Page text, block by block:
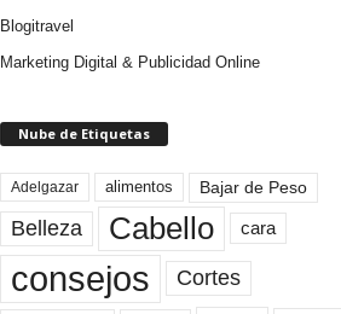
Blogitravel
Marketing Digital & Publicidad Online
Nube de Etiquetas
Adelgazar alimentos Bajar de Peso
Belleza Cabello cara
consejos Cortes